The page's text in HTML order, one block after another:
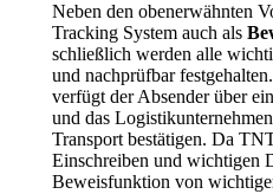
Neben den obenerwähnten
Tracking System auch als
schließlich werden alle
und nachprüfbar
verfügt der Absender über
und das
Transport bestätigen. Da
Einschreiben und wichtigen
Beweisfunktion von